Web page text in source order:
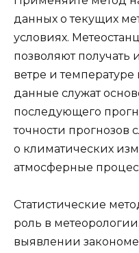
данных о текущих
условиях.
позволяют
ветре и температуре
данные служат
последующего
точности прогнозов
о климатических
атмосферные
Статистические
роль в
выявлении